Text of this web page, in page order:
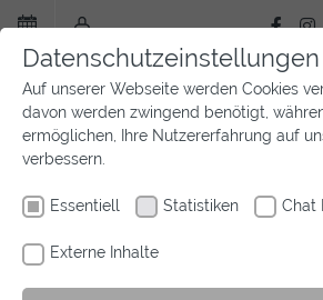
Zum
Hauptinhalt
springen
Datenschutzeinstellungen
Auf unserer Webseite werden Cookies
davon werden zwingend benötigt,
ermöglichen, Ihre Nutzererfahrung auf
verbessern.
Essentiell Statistiken Chat
Externe Inhalte